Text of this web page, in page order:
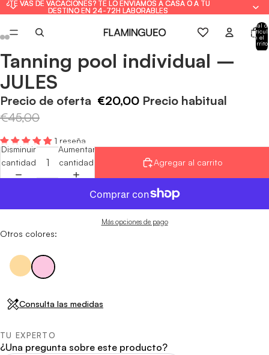
¿TE VAS DE VACACIONES? TE LO ENVIAMOS A CASA O A TU
DESTINO EN 24-72H LABORABLES
¿TE VAS DE VACACIONES? TE LO ENVIAMOS A CASA O A TU
DESTINO EN 24-72H LABORABLES
Total
en el
carrito:
Abrir
imagen
a
pantalla
Abrir
imagen
a
pantalla
Abrir
imagen
a
pantalla
Abrir
imagen
a
pantalla
Abrir
imagen
a
pantalla
Abrir
imagen
a
pantalla
Tanning pool individual –
JULES
Precio de oferta €20,00 Precio habitual
€45,00
1 reseña
Disminuir
cantidad
Aumentar
cantidad
Agregar al carrito
Más opciones de pago
Otros colores:
Consulta las medidas
TU EXPERTO
¿Una pregunta sobre este producto?